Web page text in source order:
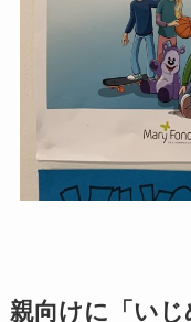
親向けに 「い